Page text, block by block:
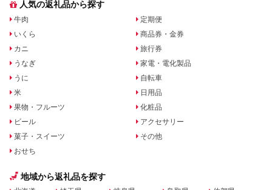
人気の返礼品から探す
牛肉
いくら
カニ
うなぎ
うに
米
果物・フルーツ
ビール
菓子・スイーツ
おせち
定期便
商品券・金券
旅行券
家電・電化製品
自転車
日用品
化粧品
アクセサリー
その他
地域から返礼品を探す